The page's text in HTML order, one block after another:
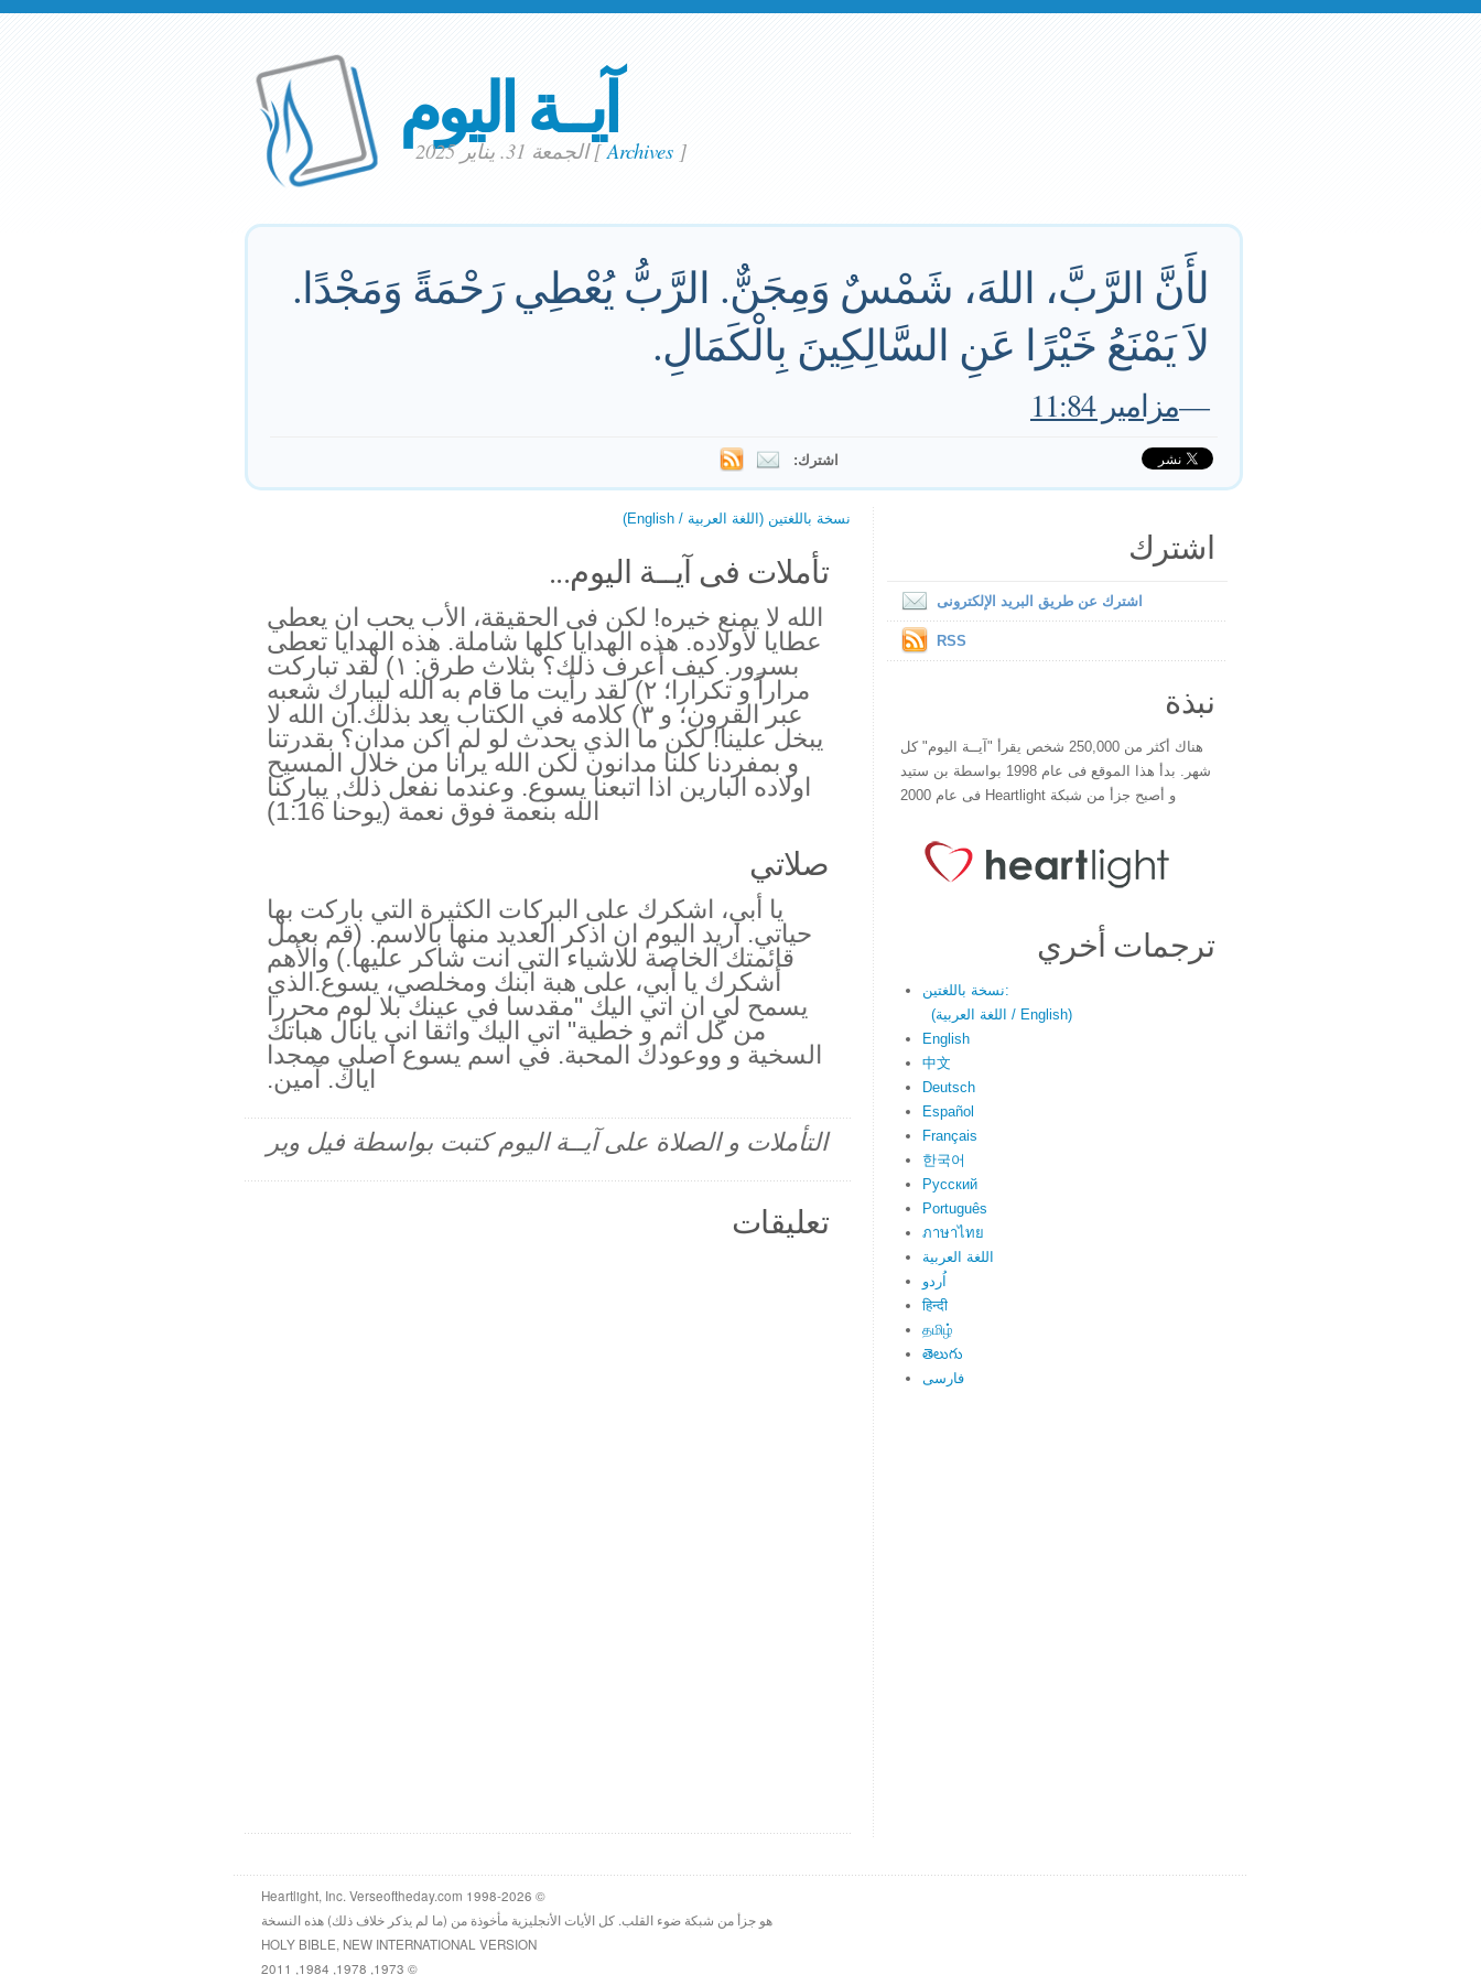
آيــة اليوم
الجمعة 31. يناير 2025[Archives]
لأَنَّ الرَّبَّ، اللهَ، شَمْسٌ وَمِجَنٌّ. الرَّبُّ يُعْطِي رَحْمَةً وَمَجْدًا.
لاَ يَمْنَعُ خَيْرًا عَنِ السَّالِكِينَ بِالْكَمَالِ.
—مزامير 11:84
اشترك:
نسخة باللغتين (اللغة العربية / English)
تأملات فى آيــة اليوم...
الله لا يمنع خيره! لكن فى الحقيقة، الأب يحب ان يعطي
عطايا لأولاده. هذه الهدايا كلها شاملة. هذه الهدايا تعطى
بسرور. كيف أعرف ذلك؟ بثلاث طرق: ١) لقد تباركت
مراراً و تكرارا؛ ٢) لقد رأيت ما قام به الله ليبارك شعبه
عبر القرون؛ و ٣) كلامه في الكتاب يعد بذلك.ان الله لا
يبخل علينا! لكن ما الذي يحدث لو لم اكن مدان؟ بقدرتنا
و بمفردنا كلنا مدانون لكن الله يرانا من خلال المسيح
اولاده البارين اذا اتبعنا يسوع. وعندما نفعل ذلك, يباركنا
الله بنعمة فوق نعمة (يوحنا 1:16)
صلاتي
يا أبي، اشكرك على البركات الكثيرة التي باركت بها
حياتي. اريد اليوم ان اذكر العديد منها بالاسم. (قم بعمل
قائمتك الخاصة للاشياء التي انت شاكر عليها.) والأهم
أشكرك يا أبي، على هبة ابنك ومخلصي، يسوع.الذي
يسمح لي ان اتي اليك "مقدسا في عينك بلا لوم محررا
من كل اثم و خطية" اتي اليك واثقا اني يانال هباتك
السخية و ووعودك المحبة. في اسم يسوع اصلي ممجدا
اياك. آمين.
التأملات و الصلاة على آيــة اليوم كتبت بواسطة فيل وير
تعليقات
اشترك
اشترك عن طريق البريد الإلكترونى
RSS
نبذة
هناك أكثر من 250,000 شخص يقرأ "آيــة اليوم" كل
شهر. بدأ هذا الموقع فى عام 1998 بواسطة بن ستيد
و أصبح جزأ من شبكة Heartlight فى عام 2000
ترجمات أخري
نسخة باللغتين:
(اللغة العربية / English)
English
中文
Deutsch
Español
Français
한국어
Русский
Português
ภาษาไทย
اللغة العربية
اُردو
हिन्दी
தமிழ்
తెలుగు
فارسی
© 1998-2026 Heartlight, Inc. Verseoftheday.com
هو جزأ من شبكة ضوء القلب. كل الأيات الأنجليزية مأخوذة من (ما لم يذكر خلاف ذلك) هذه النسخة
HOLY BIBLE, NEW INTERNATIONAL VERSION
© 1973, 1978, 1984, 2011